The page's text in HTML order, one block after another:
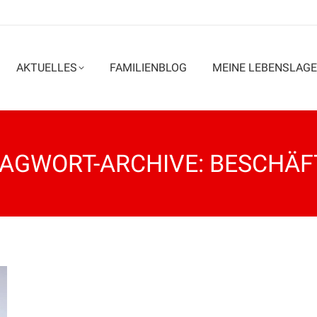
AKTUELLES FAMILIENBLOG MEINE LEBENSLAGE
ARCHIVE: